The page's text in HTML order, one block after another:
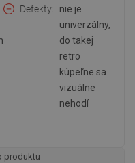
Defekty
nie je
univerzálny,
do takej
retro
kúpeľne sa
vizuálne
nehodí
produktu